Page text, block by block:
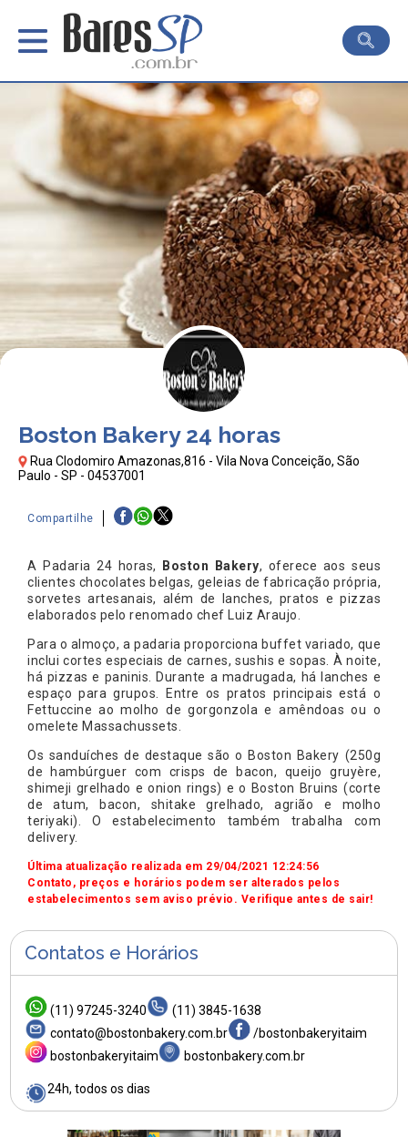
Boston Bakery 24 horas
Rua Clodomiro Amazonas,816 - Vila Nova Conceição, São
Paulo - SP - 04537001
Compartilhe
A Padaria 24 horas, Boston Bakery, oferece aos seus
clientes chocolates belgas, geleias de fabricação própria,
sorvetes artesanais, além de lanches, pratos e pizzas
elaborados pelo renomado chef Luiz Araujo.
Para o almoço, a padaria proporciona buffet variado, que
inclui cortes especiais de carnes, sushis e sopas. À noite,
há pizzas e paninis. Durante a madrugada, há lanches e
espaço para grupos. Entre os pratos principais está o
Fettuccine ao molho de gorgonzola e amêndoas ou o
omelete Massachussets.
Os sanduíches de destaque são o Boston Bakery (250g
de hambúrguer com crisps de bacon, queijo gruyère,
shimeji grelhado e onion rings) e o Boston Bruins (corte
de atum, bacon, shitake grelhado, agrião e molho
teriyaki). O estabelecimento também trabalha com
delivery.
Última atualização realizada em 29/04/2021 12:24:56
Contato, preços e horários podem ser alterados pelos
estabelecimentos sem aviso prévio. Verifique antes de sair!
Contatos e Horários
(11) 97245-3240
(11) 3845-1638
contato@bostonbakery.com.br
/bostonbakeryitaim
bostonbakeryitaim
bostonbakery.com.br
24h, todos os dias